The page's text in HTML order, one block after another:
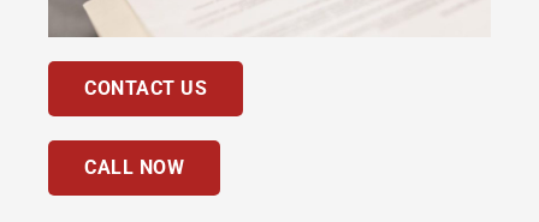
CONTACT US
CALL NOW